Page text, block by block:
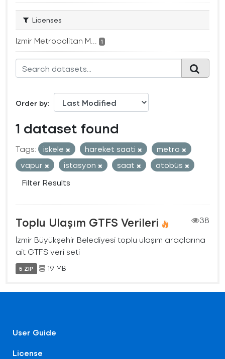
Licenses
Izmir Metropolitan M... 1
Order by
1 dataset found
Tags: iskele hareket saati
metro
vapur
istasyon saat
otobüs
Filter Results
Toplu Ulaşım GTFS Verileri
38
İzmir Büyükşehir Belediyesi toplu ulaşım araçlarına
ait GTFS veri seti
5 ZIP 19 MB
User Guide
License